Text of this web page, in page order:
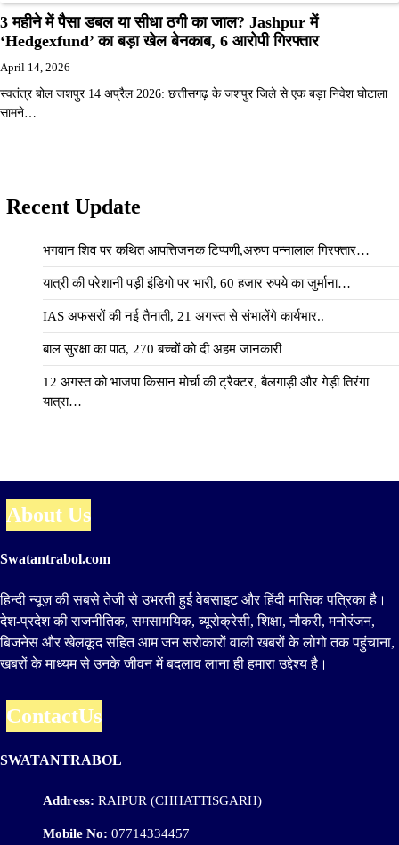
3 महीने में पैसा डबल या सीधा ठगी का जाल? Jashpur में
‘Hedgexfund’ का बड़ा खेल बेनकाब, 6 आरोपी गिरफ्तार
April 14, 2026
स्वतंत्र बोल जशपुर 14 अप्रैल 2026: छत्तीसगढ़ के जशपुर जिले से एक बड़ा निवेश घोटाला
सामने…
Recent Update
भगवान शिव पर कथित आपत्तिजनक टिप्पणी,अरुण पन्नालाल गिरफ्तार…
यात्री की परेशानी पड़ी इंडिगो पर भारी, 60 हजार रुपये का जुर्माना…
IAS अफसरों की नई तैनाती, 21 अगस्त से संभालेंगे कार्यभार..
बाल सुरक्षा का पाठ, 270 बच्चों को दी अहम जानकारी
12 अगस्त को भाजपा किसान मोर्चा की ट्रैक्टर, बैलगाड़ी और गेड़ी तिरंगा
यात्रा…
About Us
Swatantrabol.com
हिन्दी न्यूज़ की सबसे तेजी से उभरती हुई वेबसाइट और हिंदी मासिक पत्रिका है।
देश-प्रदेश की राजनीतिक, समसामयिक, ब्यूरोक्रेसी, शिक्षा, नौकरी, मनोरंजन,
बिजनेस और खेलकूद सहित आम जन सरोकारों वाली खबरों के लोगो तक पहुंचाना,
खबरों के माध्यम से उनके जीवन में बदलाव लाना ही हमारा उद्देश्य है।
ContactUs
SWATANTRABOL
Address: RAIPUR (CHHATTISGARH)
Mobile No: 07714334457